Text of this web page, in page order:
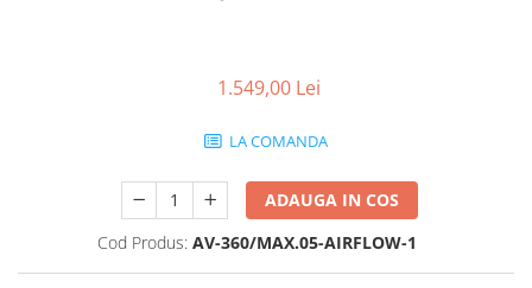
1.549,00 Lei
LA COMANDA
ADAUGA IN COS
Cod Produs: AV-360/MAX.05-AIRFLOW-1